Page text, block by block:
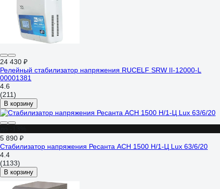
24 430 ₽
Релейный стабилизатор напряжения RUCELF SRW II-12000-L
00001381
4.6
(211)
В корзину
5 890 ₽
Стабилизатор напряжения Ресанта АСН 1500 Н/1-Ц Lux 63/6/20
4.4
(1133)
В корзину